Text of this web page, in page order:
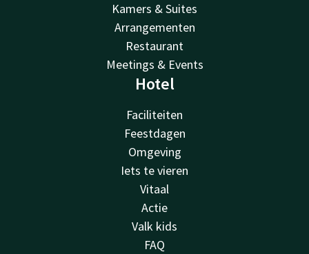
Kamers & Suites
Arrangementen
Restaurant
Meetings & Events
Hotel
Faciliteiten
Feestdagen
Omgeving
Iets te vieren
Vitaal
Actie
Valk kids
FAQ